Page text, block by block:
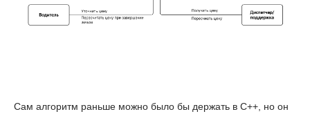
Сам алгоритм раньше можно было бы держать в C++, но он